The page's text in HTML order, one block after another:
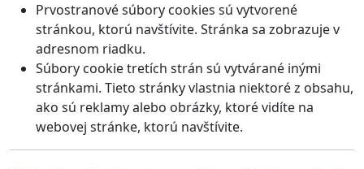
Prvostranové súbory cookies sú vytvorené
stránkou, ktorú navštívite. Stránka sa zobrazuje v
adresnom riadku.
Súbory cookie tretích strán sú vytvárané inými
stránkami. Tieto stránky vlastnia niektoré z obsahu,
ako sú reklamy alebo obrázky, ktoré vidíte na
webovej stránke, ktorú navštívite.